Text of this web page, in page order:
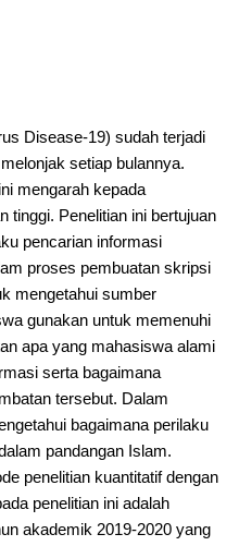
Disease-19) sudah terjadi
setiap bulannya.
mengarah kepada
tinggi. Penelitian ini bertujuan
pencarian informasi
proses pembuatan skripsi
mengetahui sumber
gunakan untuk memenuhi
apa yang mahasiswa alami
serta bagaimana
tersebut. Dalam
bagaimana perilaku
pandangan Islam.
penelitian kuantitatif dengan
penelitian ini adalah
akademik 2019-2020 yang